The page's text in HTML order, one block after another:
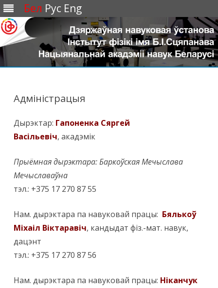
Бел Рус Eng
Адміністрацыя
Дырэктар: Гапоненка Сяргей
Васiльевiч, акадэмiк
Прыёмная дырэктара: Баркоўская Мечыслава
Мечыславаўна
тэл.: +375 17 270 87 55
Нам. дырэктара па навуковай працы: Бялькоў
Міхаіл Віктаравіч, кандыдат фіз.-мат. навук,
дацэнт
тэл.: +375 17 270 87 56
Нам. дырэктара па навуковай працы: Ніканчук